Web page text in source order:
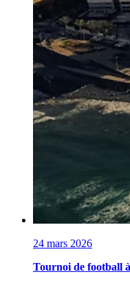
24 mars 2026
Tournoi de football